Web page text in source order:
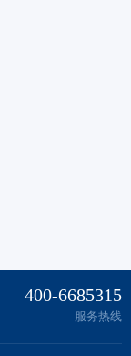
400-6685315
服务热线